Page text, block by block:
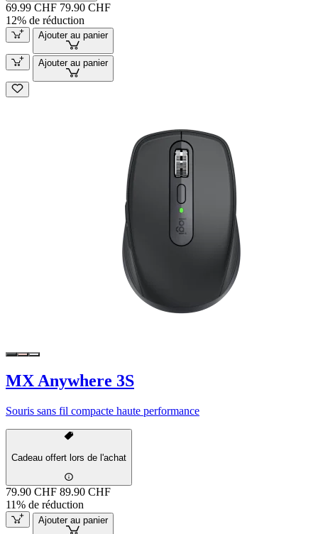
69.99 CHF 79.90 CHF
12% de réduction
Ajouter au panier
Ajouter au panier
MX Anywhere 3S
Souris sans fil compacte haute performance
Cadeau offert lors de l'achat
79.90 CHF 89.90 CHF
11% de réduction
Ajouter au panier